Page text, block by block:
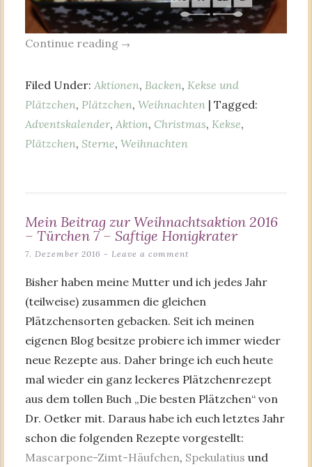
Continue reading →
Filed Under: Aktionen, Backen, Kekse und
Plätzchen, Plätzchen, Weihnachten | Tagged:
Adventskalender, Aktion, Christmas, Kekse,
Plätzchen, Sterne, Weihnachten
Mein Beitrag zur Weihnachtsaktion 2016
– Türchen 7 – Saftige Honigkrater
7. Dezember 2016 Leave a comment
Bisher haben meine Mutter und ich jedes Jahr
(teilweise) zusammen die gleichen
Plätzchensorten gebacken. Seit ich meinen
eigenen Blog besitze probiere ich immer wieder
neue Rezepte aus. Daher bringe ich euch heute
mal wieder ein ganz leckeres Plätzchenrezept
aus dem tollen Buch „Die besten Plätzchen“ von
Dr. Oetker mit. Daraus habe ich euch letztes Jahr
schon die folgenden Rezepte vorgestellt:
Mascarpone-Zimt-Häufchen, Spekulatius und